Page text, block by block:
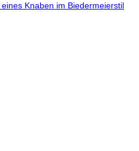
Knaben im Biedermeierstil